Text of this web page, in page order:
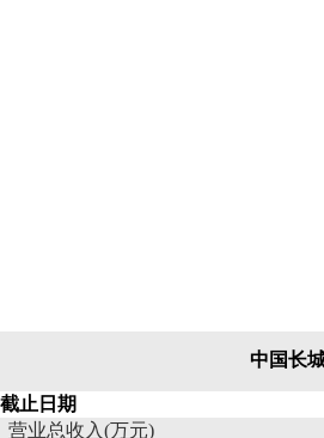
中国长
截止日期
营业总收入(万元)